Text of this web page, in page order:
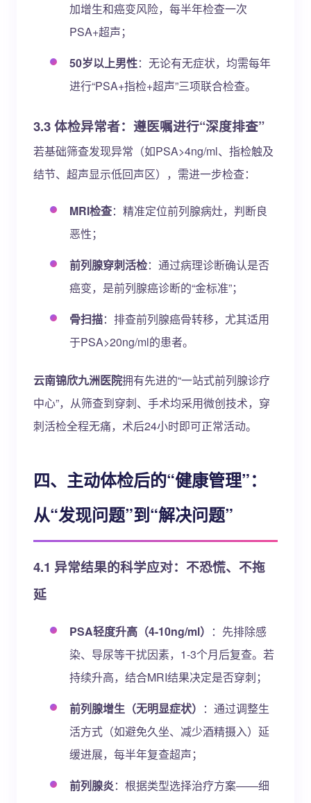
加增生和癌变风险，每半年检查一次
PSA+超声；
50岁以上男性：无论有无症状，均需每年
进行“PSA+指检+超声”三项联合检查。
3.3 体检异常者：遵医嘱进行“深度排查”
若基础筛查发现异常（如PSA>4ng/ml、指检触及
结节、超声显示低回声区），需进一步检查：
MRI检查：精准定位前列腺病灶，判断良
恶性；
前列腺穿刺活检：通过病理诊断确认是否
癌变，是前列腺癌诊断的“金标准”；
骨扫描：排查前列腺癌骨转移，尤其适用
于PSA>20ng/ml的患者。
云南锦欣九洲医院拥有先进的“一站式前列腺诊疗
中心”，从筛查到穿刺、手术均采用微创技术，穿
刺活检全程无痛，术后24小时即可正常活动。
四、主动体检后的“健康管理”：
从“发现问题”到“解决问题”
4.1 异常结果的科学应对：不恐慌、不拖
延
PSA轻度升高（4-10ng/ml） ：先排除感
染、导尿等干扰因素，1-3个月后复查。若
持续升高，结合MRI结果决定是否穿刺；
前列腺增生（无明显症状） ：通过调整生
活方式（如避免久坐、减少酒精摄入）延
缓进展，每半年复查超声；
前列腺炎：根据类型选择治疗方案——细